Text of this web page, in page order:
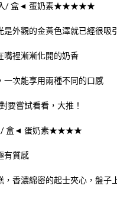
/盒◄ 蛋奶素★★★★★
是外觀的金黃色澤就已經很吸
嘴裡漸漸化開的奶香
一次能享用兩種不同的口感
要嘗試看看，大推！
/盒◄ 蛋奶素★★★★
有質感
，香濃綿密的起士夾心，盤子